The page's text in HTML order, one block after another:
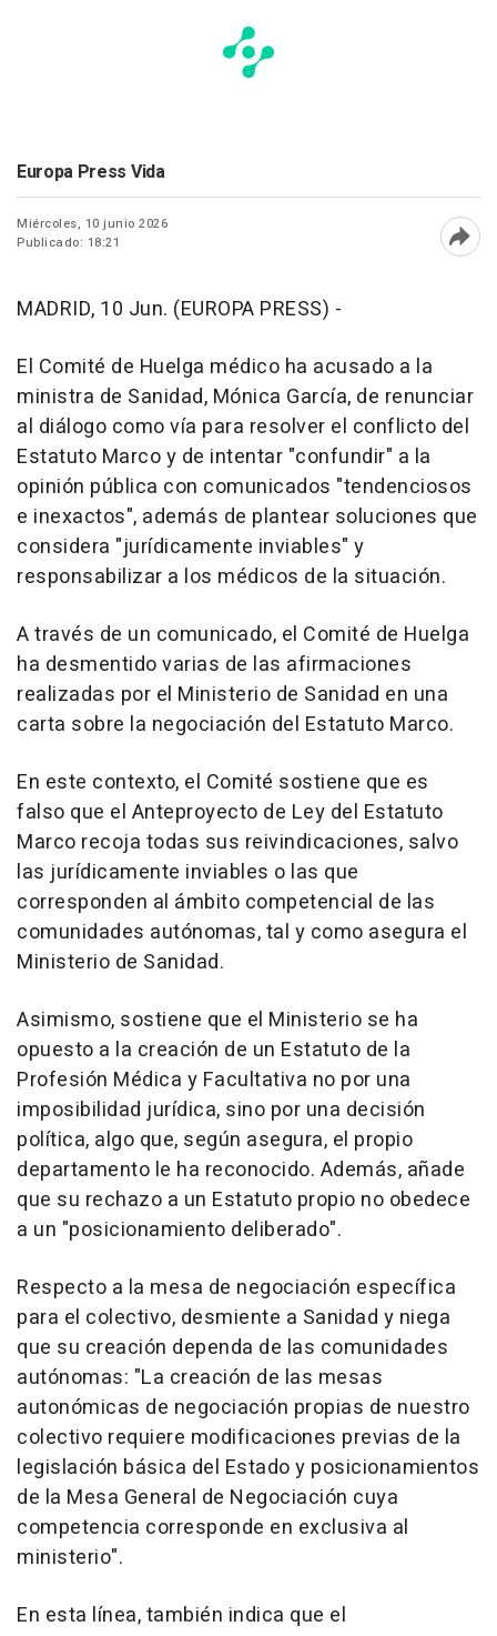
Europa Press Vida
Miércoles, 10 junio 2026
Publicado: 18:21
MADRID, 10 Jun. (EUROPA PRESS) -
El Comité de Huelga médico ha acusado a la
ministra de Sanidad, Mónica García, de renunciar
al diálogo como vía para resolver el conflicto del
Estatuto Marco y de intentar "confundir" a la
opinión pública con comunicados "tendenciosos
e inexactos", además de plantear soluciones que
considera "jurídicamente inviables" y
responsabilizar a los médicos de la situación.
A través de un comunicado, el Comité de Huelga
ha desmentido varias de las afirmaciones
realizadas por el Ministerio de Sanidad en una
carta sobre la negociación del Estatuto Marco.
En este contexto, el Comité sostiene que es
falso que el Anteproyecto de Ley del Estatuto
Marco recoja todas sus reivindicaciones, salvo
las jurídicamente inviables o las que
corresponden al ámbito competencial de las
comunidades autónomas, tal y como asegura el
Ministerio de Sanidad.
Asimismo, sostiene que el Ministerio se ha
opuesto a la creación de un Estatuto de la
Profesión Médica y Facultativa no por una
imposibilidad jurídica, sino por una decisión
política, algo que, según asegura, el propio
departamento le ha reconocido. Además, añade
que su rechazo a un Estatuto propio no obedece
a un "posicionamiento deliberado".
Respecto a la mesa de negociación específica
para el colectivo, desmiente a Sanidad y niega
que su creación dependa de las comunidades
autónomas: "La creación de las mesas
autonómicas de negociación propias de nuestro
colectivo requiere modificaciones previas de la
legislación básica del Estado y posicionamientos
de la Mesa General de Negociación cuya
competencia corresponde en exclusiva al
ministerio".
En esta línea, también indica que el